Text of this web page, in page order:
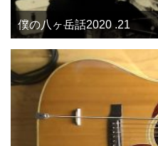
僕の八ヶ岳話2020 .21